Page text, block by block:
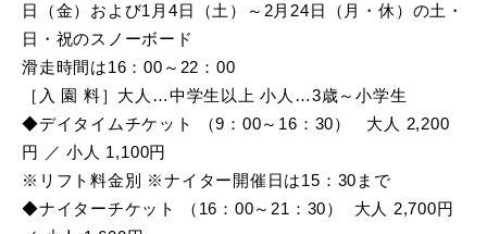
日（金）および1月4日（土）～2月24日（月・休）の土・
日・祝のスノーボード
滑走時間は16：00～22：00
［入 園 料］大人…中学生以上 小人…3歳～小学生
◆デイタイムチケット （9：00～16：30） 大人 2,200
円 ／ 小人 1,100円
※リフト料金別 ※ナイター開催日は15：30まで
◆ナイターチケット （16：00～21：30） 大人 2,700円